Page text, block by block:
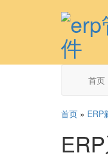
首页
首页 » ERP